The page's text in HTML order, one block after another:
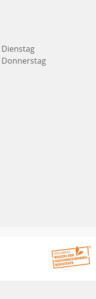
Dienstag
Donnerstag